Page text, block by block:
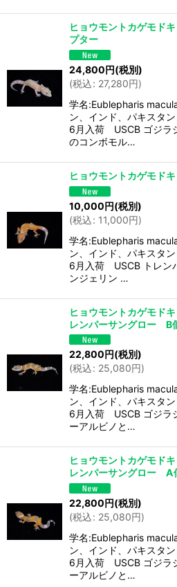
ヒョウモントカゲモド
プター
24,800円(税別)
(税込: 27,280円)
学名:Eublepharis
ン、インド、パキスタ
6月入荷 USCB ゴジラ
のコンボモル…
ヒョウモントカゲモド
10,000円(税別)
(税込: 11,000円)
学名:Eublepharis
ン、インド、パキスタ
6月入荷 USCB トレン
ンジェリン …
ヒョウモントカゲモド
レンパーサングロー B
22,800円(税別)
(税込: 25,080円)
学名:Eublepharis
ン、インド、パキスタ
6月入荷 USCB ゴジラ
ーアルビノと…
ヒョウモントカゲモド
レンパーサングロー A
22,800円(税別)
(税込: 25,080円)
学名:Eublepharis
ン、インド、パキスタ
6月入荷 USCB ゴジラ
ーアルビノと…